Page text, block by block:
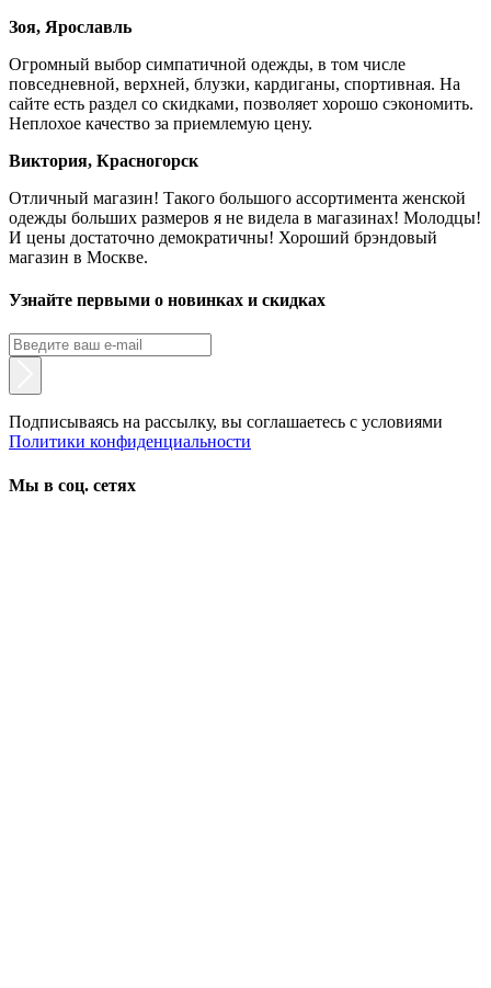
Зоя, Ярославль
Огромный выбор симпатичной одежды, в том числе
повседневной, верхней, блузки, кардиганы, спортивная. На
сайте есть раздел со скидками, позволяет хорошо сэкономить.
Неплохое качество за приемлемую цену.
Виктория, Красногорск
Отличный магазин! Такого большого ассортимента женской
одежды больших размеров я не видела в магазинах! Молодцы!
И цены достаточно демократичны! Хороший брэндовый
магазин в Москве.
Узнайте первыми о новинках и скидках
Подписываясь на рассылку, вы соглашаетесь с условиями
Политики конфиденциальности
Мы в соц. сетях